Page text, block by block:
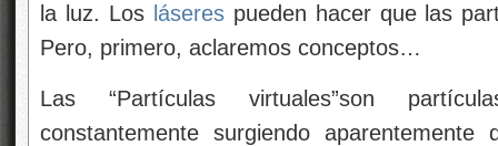
la luz. Los láserespueden hacer que las
Pero, primero, aclaremos conceptos…
Las “Partículas virtuales”son
constantemente surgiendo